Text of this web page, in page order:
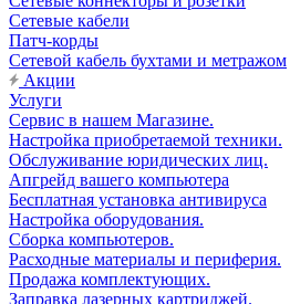
Сетевые кабели
Патч-корды
Сетевой кабель бухтами и метражом
Акции
Услуги
Сервис в нашем Магазине.
Настройка приобретаемой техники.
Обслуживание юридических лиц.
Апгрейд вашего компьютера
Бесплатная установка антивируса
Настройка оборудования.
Сборка компьютеров.
Расходные материалы и периферия.
Продажа комплектующих.
Заправка лазерных картриджей.